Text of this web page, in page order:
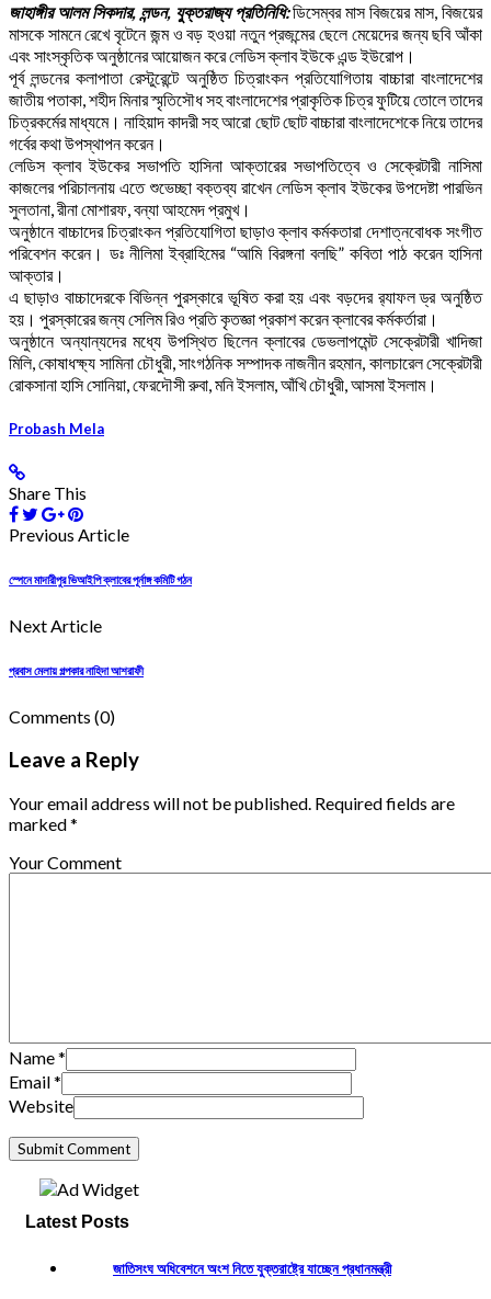
জাহাঙ্গীর আলম সিকদার, লন্ডন, যুক্তরাজ্য প্রতিনিধি:ডিসেম্বর মাস বিজয়ের মাস, বিজয়ের
মাসকে সামনে রেখে বৃটেনে জন্ম ও বড় হওয়া নতুন প্রজন্মের ছেলে মেয়েদের জন্য ছবি আঁকা
এবং সাংস্কৃতিক অনুষ্ঠানের আয়োজন করে লেডিস ক্লাব ইউকে এন্ড ইউরোপ।
পূর্ব লন্ডনের কলাপাতা রেস্টুরেন্টে অনুষ্ঠিত চিত্রাংকন প্রতিযোগিতায় বাচ্চারা বাংলাদেশের
জাতীয় পতাকা, শহীদ মিনার স্মৃতিসৌধ সহ বাংলাদেশের প্রাকৃতিক চিত্র ফুটিয়ে তোলে তাদের
চিত্রকর্মের মাধ্যমে। নাহিয়াদ কাদরী সহ আরো ছোট ছোট বাচ্চারা বাংলাদেশেকে নিয়ে তাদের
গর্বের কথা উপস্থাপন করেন।
লেডিস ক্লাব ইউকের সভাপতি হাসিনা আক্তারের সভাপতিত্বে ও সেক্রেটারী নাসিমা
কাজলের পরিচালনায় এতে শুভেচ্ছা বক্তব্য রাখেন লেডিস ক্লাব ইউকের উপদেষ্টা পারভিন
সুলতানা, রীনা মোশারফ, বন্যা আহমেদ প্রমুখ।
অনুষ্ঠানে বাচ্চাদের চিত্রাংকন প্রতিযোগিতা ছাড়াও ক্লাব কর্মকতারা দেশাত্নবোধক সংগীত
পরিবেশন করেন। ডঃ নীলিমা ইব্রাহিমের “আমি বিরঙ্গনা বলছি” কবিতা পাঠ করেন হাসিনা
আক্তার।
এ ছাড়াও বাচ্চাদেরকে বিভিন্ন পুরস্কারে ভূষিত করা হয় এবং বড়দের র‌্যাফল ড্র অনুষ্ঠিত
হয়। পুরস্কারের জন্য সেলিম রিও প্রতি কৃতজ্ঞা প্রকাশ করেন ক্লাবের কর্মকর্তারা।
অনুষ্ঠানে অন্যান্যদের মধ্যে উপস্থিত ছিলেন ক্লাবের ডেভলাপমেন্ট সেক্রেটারী খাদিজা
মিলি, কোষাধক্ষ্য সামিনা চৌধুরী, সাংগঠনিক সম্পাদক নাজনীন রহমান, কালচারেল সেক্রেটারী
রোকসানা হাসি সোনিয়া, ফেরদৌসী রুবা, মনি ইসলাম, আঁখি চৌধুরী, আসমা ইসলাম।
Probash Mela
Share This
Previous Article
স্পেনে মাদারীপুর ভিআইপি ক্লাবের পূর্নাঙ্গ কমিটি গঠন
Next Article
প্রবাস মেলায় গল্পকার নাহিদা আশরাফী
Comments (0)
Leave a Reply
Your email address will not be published. Required fields are
marked *
Your Comment
Name*
Email*
Website
Latest Posts
জাতিসংঘ অধিবেশনে অংশ নিতে যুক্তরাষ্ট্রে যাচ্ছেন প্রধানমন্ত্রী